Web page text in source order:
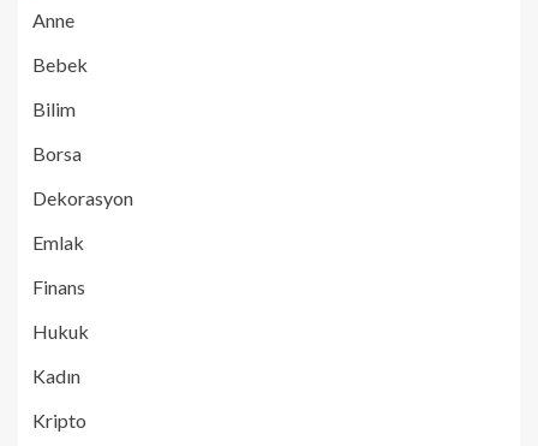
Anne
Bebek
Bilim
Borsa
Dekorasyon
Emlak
Finans
Hukuk
Kadın
Kripto